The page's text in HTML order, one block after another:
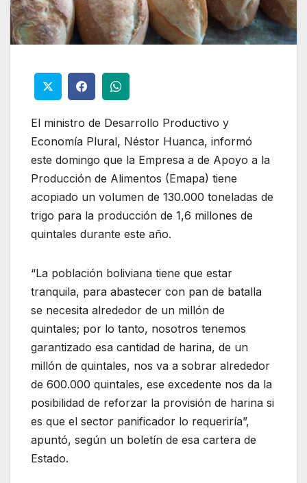
El ministro de Desarrollo Productivo y
Economía Plural, Néstor Huanca, informó
este domingo que la Empresa a de Apoyo a la
Producción de Alimentos (Emapa) tiene
acopiado un volumen de 130.000 toneladas de
trigo para la producción de 1,6 millones de
quintales durante este año.
“La población boliviana tiene que estar
tranquila, para abastecer con pan de batalla
se necesita alrededor de un millón de
quintales; por lo tanto, nosotros tenemos
garantizado esa cantidad de harina, de un
millón de quintales, nos va a sobrar alrededor
de 600.000 quintales, ese excedente nos da la
posibilidad de reforzar la provisión de harina si
es que el sector panificador lo requeriría”,
apuntó, según un boletín de esa cartera de
Estado.